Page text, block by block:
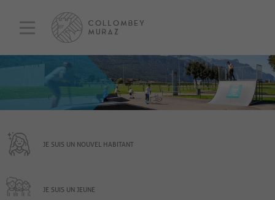
JE SUIS UN NOUVEL HABITANT
JE SUIS UN JEUNE